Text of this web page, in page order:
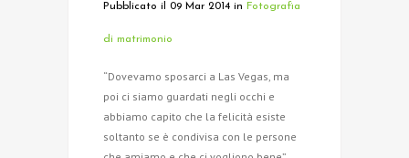
Pubblicato il 09 Mar 2014 in Fotografia
di matrimonio
“Dovevamo sposarci a Las Vegas, ma
poi ci siamo guardati negli occhi e
abbiamo capito che la felicità esiste
soltanto se è condivisa con le persone